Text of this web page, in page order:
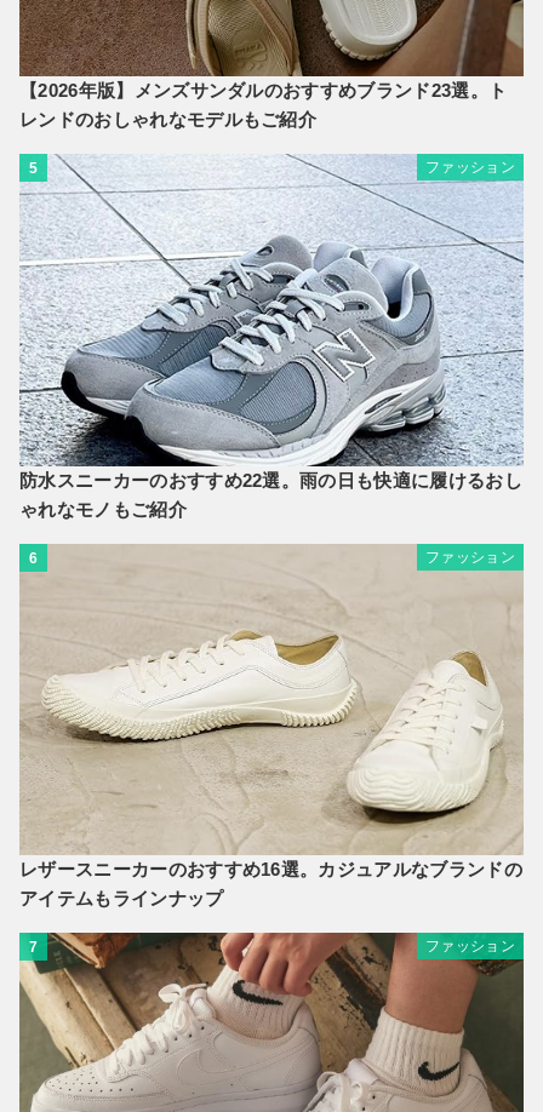
【2026年版】メンズサンダルのおすすめブランド23選。ト
レンドのおしゃれなモデルもご紹介
5 ファッション
防水スニーカーのおすすめ22選。雨の日も快適に履けるおし
ゃれなモノもご紹介
6 ファッション
レザースニーカーのおすすめ16選。カジュアルなブランドの
アイテムもラインナップ
7 ファッション